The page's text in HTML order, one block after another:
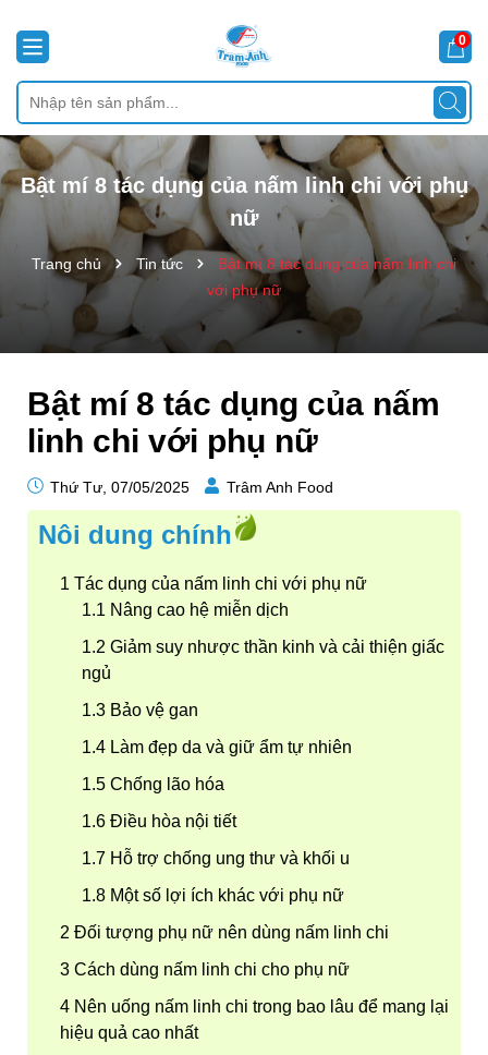
0
Bật mí 8 tác dụng của nấm linh chi với phụ
nữ
Trang chủ Tin tức
Bật mí 8 tác dụng của nấm linh chi
với phụ nữ
Bật mí 8 tác dụng của nấm
linh chi với phụ nữ
Thứ Tư, 07/05/2025 Trâm Anh Food
Nôi dung chính
Tác dụng của nấm linh chi với phụ nữ
Nâng cao hệ miễn dịch
Giảm suy nhược thần kinh và cải thiện giấc
ngủ
Bảo vệ gan
Làm đẹp da và giữ ẩm tự nhiên
Chống lão hóa
Điều hòa nội tiết
Hỗ trợ chống ung thư và khối u
Một số lợi ích khác với phụ nữ
Đối tượng phụ nữ nên dùng nấm linh chi
Cách dùng nấm linh chi cho phụ nữ
Nên uống nấm linh chi trong bao lâu để mang lại
hiệu quả cao nhất